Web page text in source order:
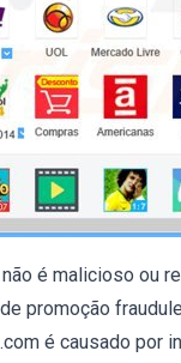
é malicioso ou
promoção
é causado